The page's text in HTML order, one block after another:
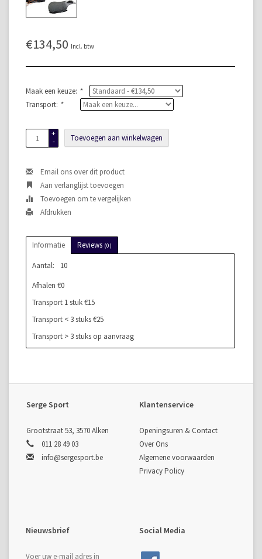
€134,50 Incl. btw
Maak een keuze: *
Transport: *
+
-
Toevoegen aan winkelwagen
Email ons over dit product
Aan verlanglijst toevoegen
Toevoegen om te vergelijken
Afdrukken
Informatie Reviews (0)
Aantal:
10
Afhalen €0
Transport 1 stuk €15
Transport < 3 stuks €25
Transport > 3 stuks op aanvraag
Serge Sport
Grootstraat 53, 3570 Alken
011 28 49 03
info@sergesport.be
Klantenservice
Openingsuren & Contact
Over Ons
Algemene voorwaarden
Privacy Policy
Nieuwsbrief Social Media